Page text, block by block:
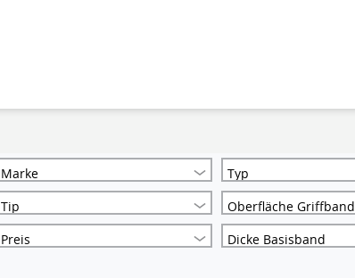
Marke
Typ
Tip
Oberfläche Griffband
Preis
Dicke Basisband